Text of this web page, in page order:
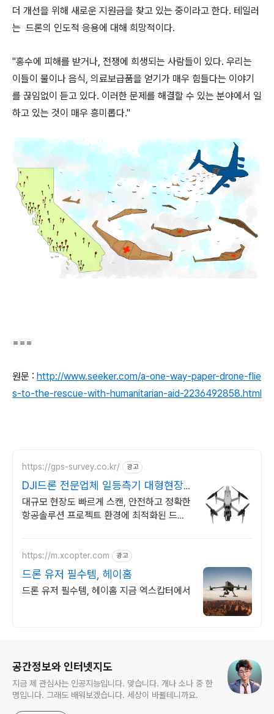
더 개선을 위해 새로운 지원금을 찾고 있는 중이라고 한다. 테일러
는 드론의 인도적 응용에 대해 희망적이다.
"홍수에 피해를 받거나, 전쟁에 희생되는 사람들이 있다. 우리는
이들이 물이나 음식, 의료보급품을 얻기가 매우 힘들다는 이야기
를 끊임없이 듣고 있다. 이러한 문제를 해결할 수 있는 분야에서 일
하고 있는 것이 매우 흥미롭다."
===
원문 : http://www.seeker.com/a-one-way-paper-drone-flie
s-to-the-rescue-with-humanitarian-aid-2236492858.html
https://gps-survey.co.kr/ 광고
DJI드론 전문업체 일등측기 대형현장,
플랜트 최적화
대규모 현장도 빠르게 스캔, 안전하고 정확한
항공솔루션 프로젝트 환경에 최적화된 드론
https://m.xcopter.com 광고
드론 유저 필수템, 헤이홈
드론 유저 필수템, 헤이홈 지금 엑스캅터에서
공간정보와 인터넷지도
지금 제 관심사는 인공지능입니다. 맞습니다. 개나 소나 중 한
명입니다. 그래도 배워보겠습니다. 세상이 바뀔테니까요.